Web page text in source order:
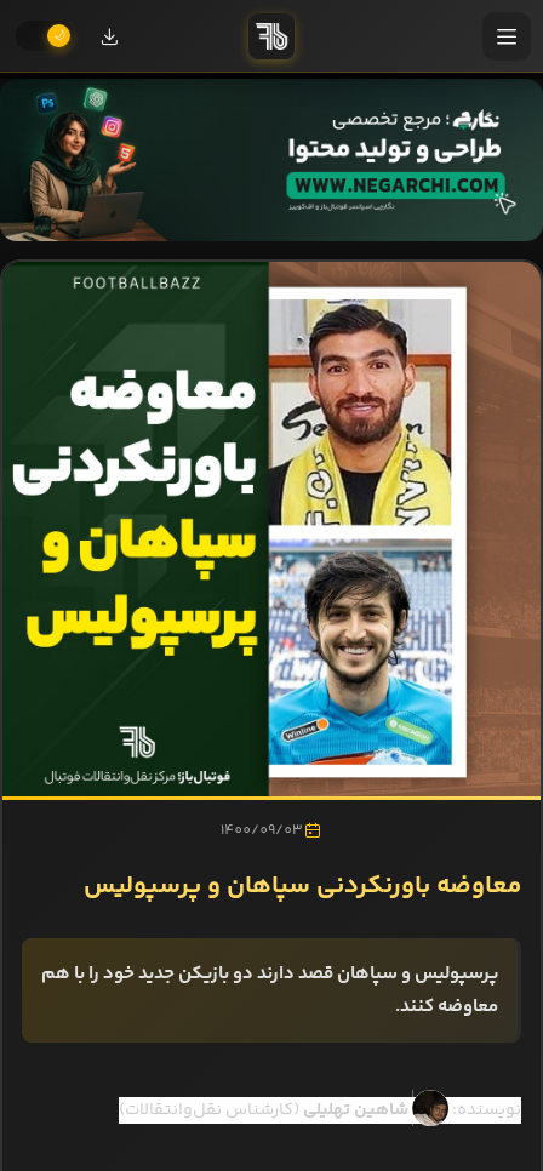
1400/09/03
معاوضه باورنکردنی سپاهان و پرسپولیس
پرسپولیس و سپاهان قصد دارند دو بازیکن جدید خود را با هم
معاوضه کنند.
نویسنده: شاهین تهلیلی (کارشناس نقل‌وانتقالات)